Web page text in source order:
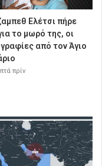
Ελέτσι πήρε
το μωρό της, οι
από τον Άγιο
πρίν